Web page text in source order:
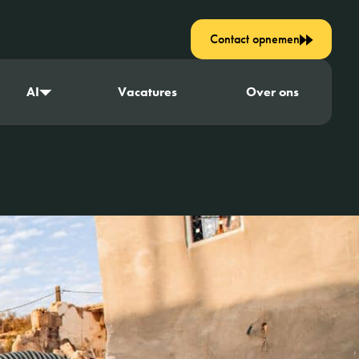
AI Vacatures Over ons
Contact opnemen